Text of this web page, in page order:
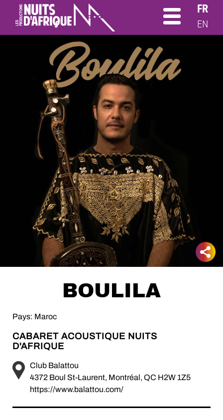
FR
EN
BOULILA
Pays: Maroc
CABARET ACOUSTIQUE NUITS
D'AFRIQUE
Club Balattou
4372 Boul St-Laurent, Montréal, QC H2W 1Z5
https://www.balattou.com/